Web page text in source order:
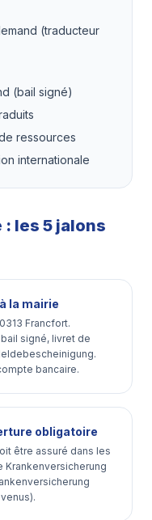
(traducteur
(bail signé)
ressources
internationale
les 5 jalons
la mairie
Francfort.
signé, livret de
bancaire.
obligatoire
être assuré dans les
Krankenversicherung